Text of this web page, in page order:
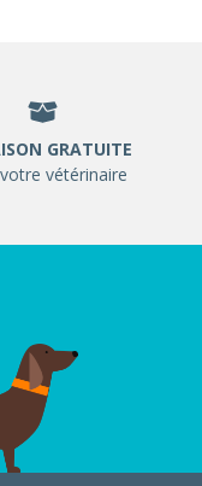
GRATUITE
vétérinaire